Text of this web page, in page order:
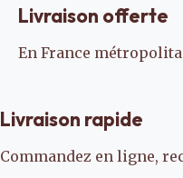
Livraison offerte
En France
Livraison rapide
Commandez en ligne,